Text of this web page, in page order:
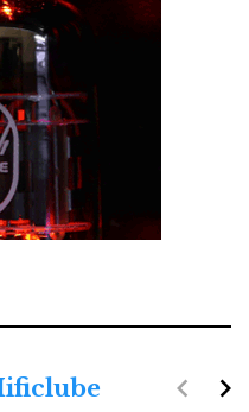
navigate_next
navigate_before